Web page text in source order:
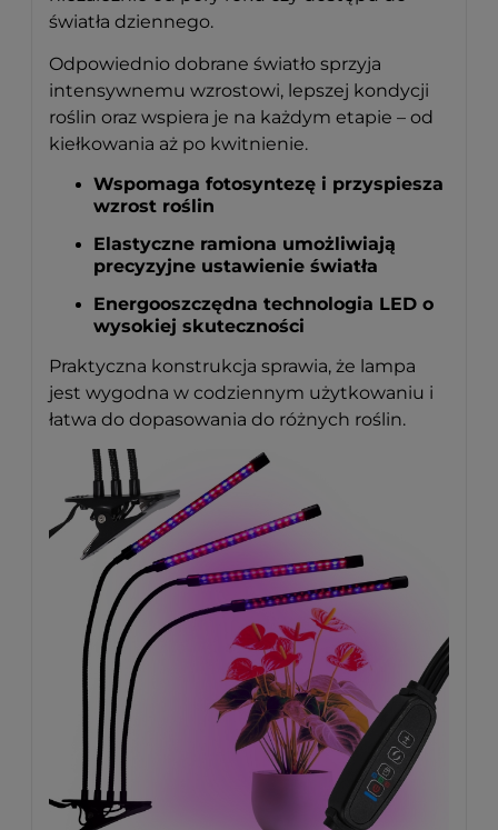
światła dziennego.
Odpowiednio dobrane światło sprzyja
intensywnemu wzrostowi, lepszej kondycji
roślin oraz wspiera je na każdym etapie – od
kiełkowania aż po kwitnienie.
Wspomaga fotosyntezę i przyspiesza
wzrost roślin
Elastyczne ramiona umożliwiają
precyzyjne ustawienie światła
Energooszczędna technologia LED o
wysokiej skuteczności
Praktyczna konstrukcja sprawia, że lampa
jest wygodna w codziennym użytkowaniu i
łatwa do dopasowania do różnych roślin.